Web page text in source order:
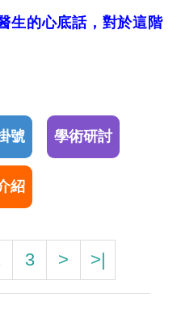
生的心底話，對於這階
號 學術研討
紹
3 > >|